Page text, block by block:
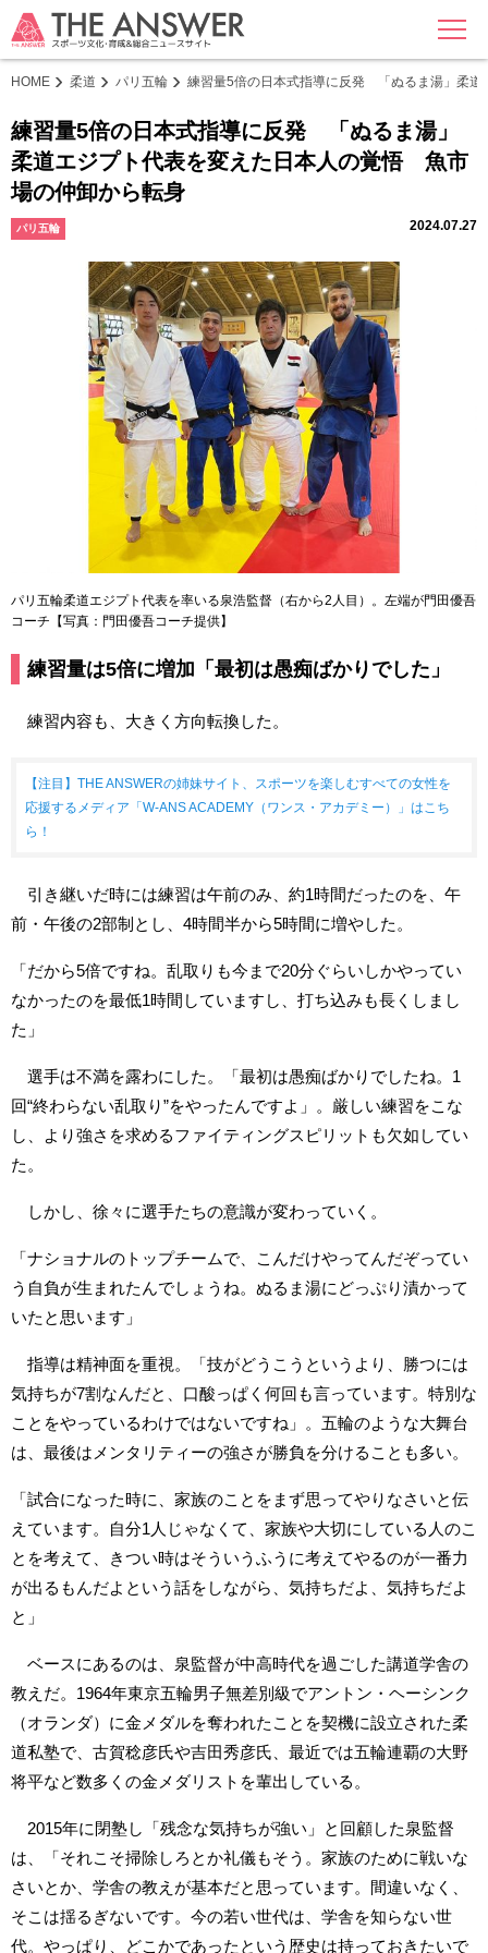
MENU
HOME 柔道 パリ五輪 練習量5倍の日本式指導に反発 「ぬるま湯」柔
練習量5倍の日本式指導に反発 「ぬるま湯」
柔道エジプト代表を変えた日本人の覚悟 魚市
場の仲卸から転身
パリ五輪 2024.07.27
パリ五輪柔道エジプト代表を率いる泉浩監督（右から2人目）。左端が門田優吾
コーチ【写真：門田優吾コーチ提供】
練習量は5倍に増加「最初は愚痴ばかりでした」
練習内容も、大きく方向転換した。
【注目】THE ANSWERの姉妹サイト、スポーツを楽しむすべての女性を
応援するメディア「W-ANS ACADEMY（ワンス・アカデミー）」はこち
ら！
引き継いだ時には練習は午前のみ、約1時間だったのを、午
前・午後の2部制とし、4時間半から5時間に増やした。
「だから5倍ですね。乱取りも今まで20分ぐらいしかやってい
なかったのを最低1時間していますし、打ち込みも長くしまし
た」
選手は不満を露わにした。「最初は愚痴ばかりでしたね。1
回“終わらない乱取り”をやったんですよ」。厳しい練習をこな
し、より強さを求めるファイティングスピリットも欠如してい
た。
しかし、徐々に選手たちの意識が変わっていく。
「ナショナルのトップチームで、こんだけやってんだぞってい
う自負が生まれたんでしょうね。ぬるま湯にどっぷり漬かって
いたと思います」
指導は精神面を重視。「技がどうこうというより、勝つには
気持ちが7割なんだと、口酸っぱく何回も言っています。特別な
ことをやっているわけではないですね」。五輪のような大舞台
は、最後はメンタリティーの強さが勝負を分けることも多い。
「試合になった時に、家族のことをまず思ってやりなさいと伝
えています。自分1人じゃなくて、家族や大切にしている人のこ
とを考えて、きつい時はそういうふうに考えてやるのが一番力
が出るもんだよという話をしながら、気持ちだよ、気持ちだよ
と」
ベースにあるのは、泉監督が中高時代を過ごした講道学舎の
教えだ。1964年東京五輪男子無差別級でアントン・ヘーシンク
（オランダ）に金メダルを奪われたことを契機に設立された柔
道私塾で、古賀稔彦氏や吉田秀彦氏、最近では五輪連覇の大野
将平など数多くの金メダリストを輩出している。
2015年に閉塾し「残念な気持ちが強い」と回顧した泉監督
は、「それこそ掃除しろとか礼儀もそう。家族のために戦いな
さいとか、学舎の教えが基本だと思っています。間違いなく、
そこは揺るぎないです。今の若い世代は、学舎を知らない世
代。やっぱり、どこかであったという歴史は持っておきたいで